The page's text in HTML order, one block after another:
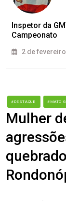
Inspetor da
Campeonato
2 de
#DESTAQUE #MATO
Mulher